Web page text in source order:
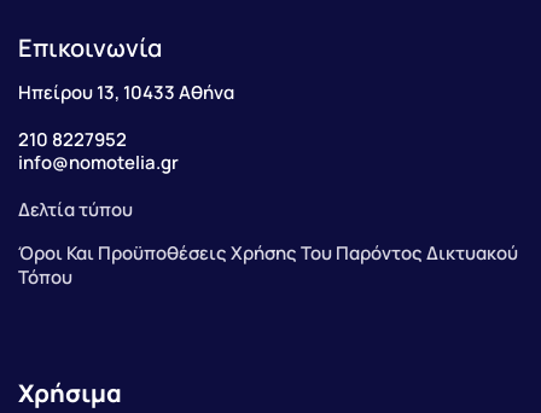
Επικοινωνία
Ηπείρου 13, 10433 Αθήνα
210 8227952
info@nomotelia.gr
Δελτία τύπου
Όροι Και Προϋποθέσεις Χρήσης Του Παρόντος Δικτυακού
Τόπου
Χρήσιμα